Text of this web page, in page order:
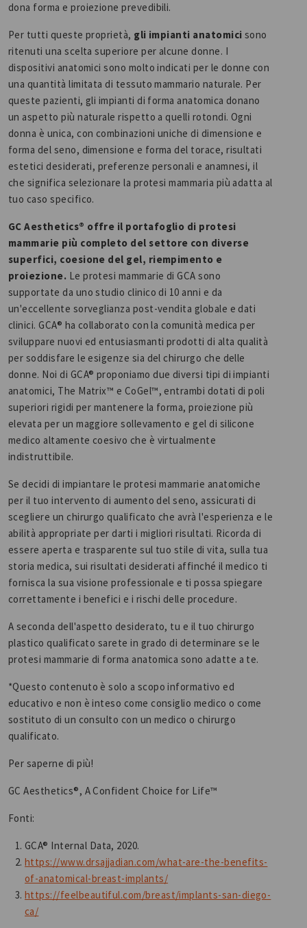
dona forma e proiezione prevedibili.
Per tutti queste proprietà, gli impianti anatomici sono
ritenuti una scelta superiore per alcune donne. I
dispositivi anatomici sono molto indicati per le donne con
una quantità limitata di tessuto mammario naturale. Per
queste pazienti, gli impianti di forma anatomica donano
un aspetto più naturale rispetto a quelli rotondi. Ogni
donna è unica, con combinazioni uniche di dimensione e
forma del seno, dimensione e forma del torace, risultati
estetici desiderati, preferenze personali e anamnesi, il
che significa selezionare la protesi mammaria più adatta al
tuo caso specifico.
GC Aesthetics® offre il portafoglio di protesi
mammarie più completo del settore con diverse
superfici, coesione del gel, riempimento e
proiezione. Le protesi mammarie di GCA sono
supportate da uno studio clinico di 10 anni e da
un'eccellente sorveglianza post-vendita globale e dati
clinici. GCA® ha collaborato con la comunità medica per
sviluppare nuovi ed entusiasmanti prodotti di alta qualità
per soddisfare le esigenze sia del chirurgo che delle
donne. Noi di GCA® proponiamo due diversi tipi di impianti
anatomici, The Matrix™ e CoGel™, entrambi dotati di poli
superiori rigidi per mantenere la forma, proiezione più
elevata per un maggiore sollevamento e gel di silicone
medico altamente coesivo che è virtualmente
indistruttibile.
Se decidi di impiantare le protesi mammarie anatomiche
per il tuo intervento di aumento del seno, assicurati di
scegliere un chirurgo qualificato che avrà l'esperienza e le
abilità appropriate per darti i migliori risultati. Ricorda di
essere aperta e trasparente sul tuo stile di vita, sulla tua
storia medica, sui risultati desiderati affinché il medico ti
fornisca la sua visione professionale e ti possa spiegare
correttamente i benefici e i rischi delle procedure.
A seconda dell'aspetto desiderato, tu e il tuo chirurgo
plastico qualificato sarete in grado di determinare se le
protesi mammarie di forma anatomica sono adatte a te.
*Questo contenuto è solo a scopo informativo ed
educativo e non è inteso come consiglio medico o come
sostituto di un consulto con un medico o chirurgo
qualificato.
Per saperne di più!
GC Aesthetics®, A Confident Choice for Life™
Fonti:
GCA® Internal Data, 2020.
https://www.drsajjadian.com/what-are-the-benefits-
of-anatomical-breast-implants/
https://feelbeautiful.com/breast/implants-san-diego-
ca/